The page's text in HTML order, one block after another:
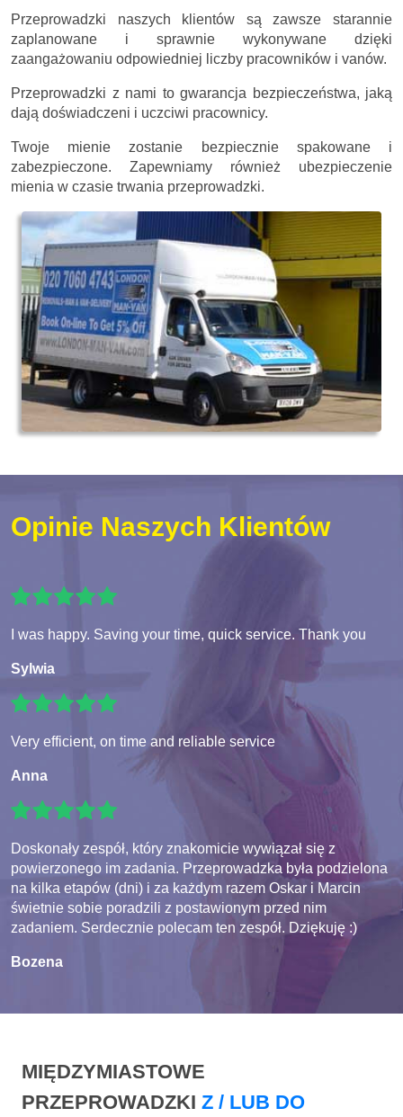
Przeprowadzki naszych klientów są zawsze starannie
zaplanowane i sprawnie wykonywane dzięki
zaangażowaniu odpowiedniej liczby pracowników i vanów.
Przeprowadzki z nami to gwarancja bezpieczeństwa, jaką
dają doświadczeni i uczciwi pracownicy.
Twoje mienie zostanie bezpiecznie spakowane i
zabezpieczone. Zapewniamy również ubezpieczenie
mienia w czasie trwania przeprowadzki.
Opinie Naszych Klientów
I was happy. Saving your time, quick service. Thank you
Sylwia
Very efficient, on time and reliable service
Anna
Doskonały zespół, który znakomicie wywiązał się z
powierzonego im zadania. Przeprowadzka była podzielona
na kilka etapów (dni) i za każdym razem Oskar i Marcin
świetnie sobie poradzili z postawionym przed nim
zadaniem. Serdecznie polecam ten zespół. Dziękuję :)
Bozena
MIĘDZYMIASTOWE
PRZEPROWADZKI Z / LUB DO